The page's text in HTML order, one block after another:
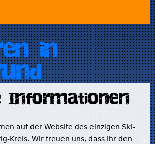
in
Informationen
auf der Website des einzigen Ski-
Kreis. Wir freuen uns, dass ihr den